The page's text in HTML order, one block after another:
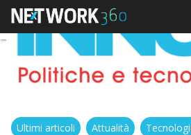
Ultimi articoli Attualità